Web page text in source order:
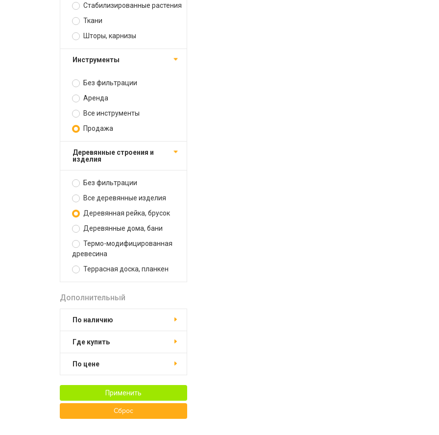
Стабилизированные растения
Ткани
Шторы, карнизы
Инструменты
Без фильтрации
Аренда
Все инструменты
Продажа
Деревянные строения и
изделия
Без фильтрации
Все деревянные изделия
Деревянная рейка, брусок
Деревянные дома, бани
Термо-модифицированная
древесина
Террасная доска, планкен
Дополнительный
По наличию
Где купить
По цене
Применить
Сброс